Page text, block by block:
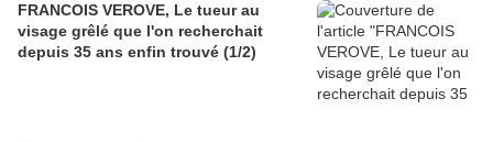
FRANCOIS VEROVE, Le tueur au
visage grêlé que l'on recherchait
depuis 35 ans enfin trouvé (1/2)